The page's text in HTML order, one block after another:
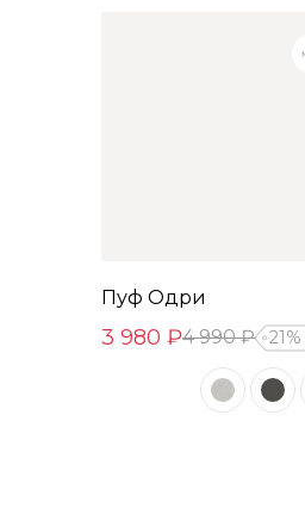
Пуф Одри
3 980 ₽4 990 ₽ 21%